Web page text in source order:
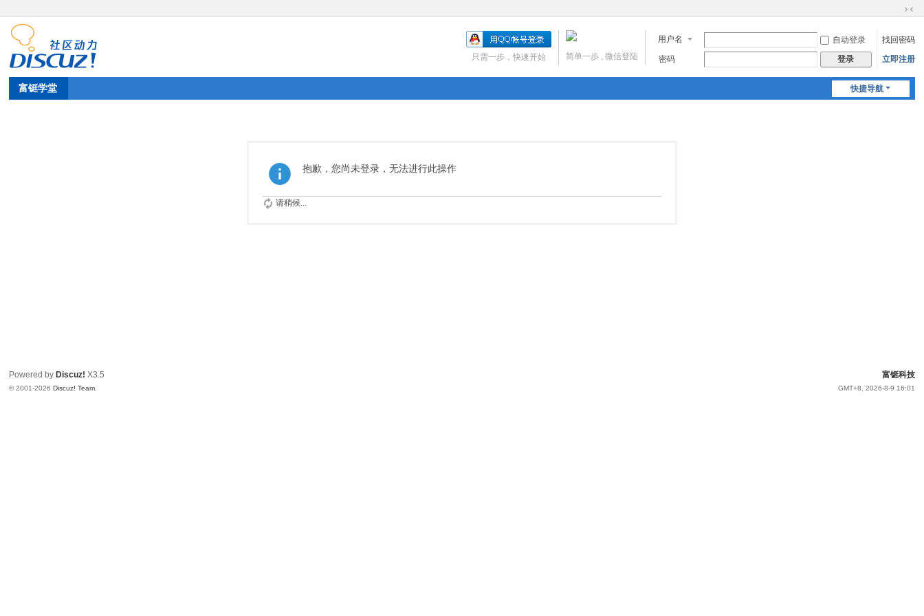
换
到
窄
用户名 自动登录
找回密码
密码
登录 立即注册
简单一步 , 微信登陆
只需一步，快速开始
快捷导航
富铤学堂
抱歉，您尚未登录，无法进行此操作
请稍候...
富铤科技
GMT+8, 2026-8-9 16:01
Powered by Discuz! X3.5
© 2001-2026Discuz! Team